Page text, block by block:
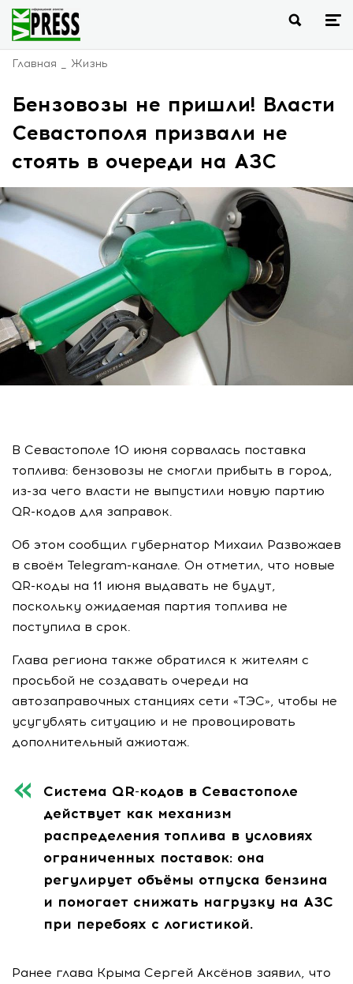
Главная Жизнь
Бензовозы не пришли! Власти
Севастополя призвали не
стоять в очереди на АЗС
В Севастополе 10 июня сорвалась поставка
топлива: бензовозы не смогли прибыть в город,
из-за чего власти не выпустили новую партию
QR-кодов для заправок.
Об этом сообщил губернатор Михаил Развожаев
в своём Telegram-канале. Он отметил, что новые
QR-коды на 11 июня выдавать не будут,
поскольку ожидаемая партия топлива не
поступила в срок.
Глава региона также обратился к жителям с
просьбой не создавать очереди на
автозаправочных станциях сети «ТЭС», чтобы не
усугублять ситуацию и не провоцировать
дополнительный ажиотаж.
Система QR-кодов в Севастополе
действует как механизм
распределения топлива в условиях
ограниченных поставок: она
регулирует объёмы отпуска бензина
и помогает снижать нагрузку на АЗС
при перебоях с логистикой.
Ранее глава Крыма Сергей Аксёнов заявил, что